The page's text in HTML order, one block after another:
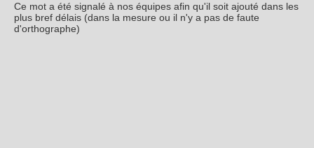
Ce mot a été signalé à nos équipes afin qu'il soit ajouté dans les
plus bref délais (dans la mesure ou il n'y a pas de faute
d'orthographe)